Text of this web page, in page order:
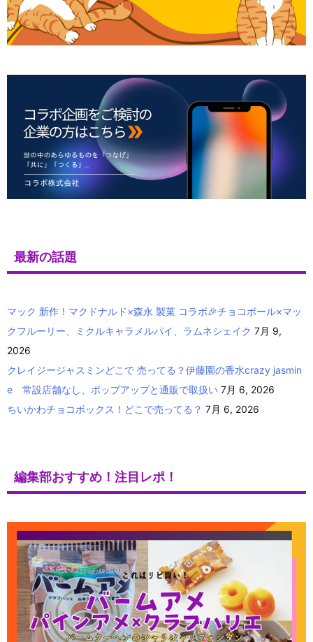
最新の話題
マック 新作！マクドナルド×森永 製菓 コラボ🎉チョコボール×マッ
クフルーリー、ミクルキャラメルパイ、ラムネシェイク 7月 9,
2026
クレイジージャスミンどこで 売ってる？伊藤園の香水crazy jasmin
e 常設店舗なし、ポップアップと通販で取扱い 7月 6, 2026
ちいかわチョコボックス！どこで売ってる？ 7月 6, 2026
編集部おすすめ！注目レポ！